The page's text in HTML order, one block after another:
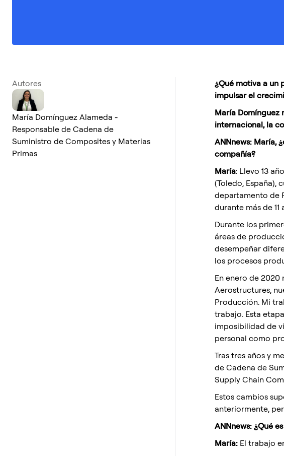
Autores
María Domínguez Alameda -
Responsable de Cadena de
Suministro de Composites y Materias
Primas
¿Qué motiva a un
impulsar el
María Domínguez
internacional, la
ANNnews: María,
compañía?
María: Llevo 13
(Toledo, España),
departamento de
durante más de
Durante los
áreas de
desempeñar
los procesos
En enero de
Aerostructures,
Producción. Mi
trabajo. Esta
imposibilidad de
personal como
Tras tres años y
de Cadena de
Supply Chain
Estos cambios
anteriormente,
ANNnews: ¿Qué
María: El trabajo